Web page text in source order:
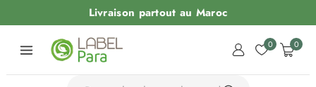
Livraison partout au Maroc
0 0